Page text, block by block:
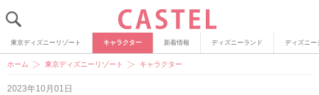
東京ディズニーリゾート キャラクター 新着情報 ディズニーランド ディズニー
ホーム 東京ディズニーリゾート キャラクター
2023年10月01日